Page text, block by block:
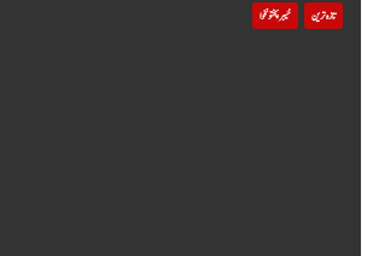
تازہ ترین خیبر پختونخوا